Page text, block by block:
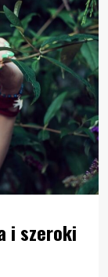
i szeroki